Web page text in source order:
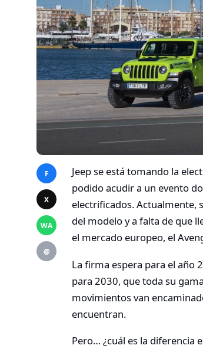
F
X
WA
@
Jeep se está tomando la
podido acudir a un evento
electrificados. Actualmente,
del modelo y a falta de que
el mercado europeo, el
La firma espera para el año
para 2030, que toda su
movimientos van
encuentran.
Pero… ¿cuál es la diferencia